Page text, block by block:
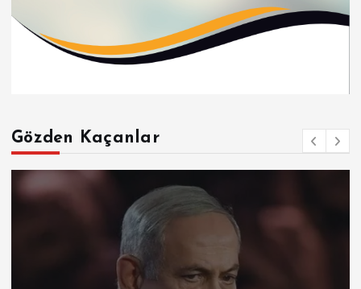
Gözden Kaçanlar